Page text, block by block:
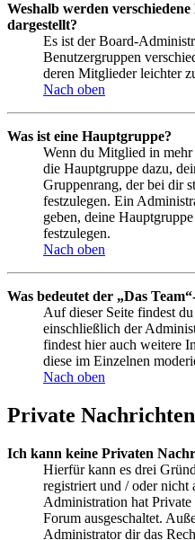
Weshalb werden
dargestellt?
Es ist der Board-
Benutzergruppen
deren Mitglieder leichter
Nach oben
Was ist eine Hauptgruppe?
Wenn du Mitglied in mehr
die Hauptgruppe dazu,
Gruppenrang, der bei dir
festzulegen. Ein
geben, deine
festzulegen.
Nach oben
Was bedeutet der „Das
Auf dieser Seite findest
einschließlich der
findest hier auch weitere
diese im Einzelnen
Nach oben
Private Nachrichten
Ich kann keine Privaten
Hierfür kann es drei
registriert und / oder nicht
Administration hat
Forum ausgeschaltet.
Administrator dir das